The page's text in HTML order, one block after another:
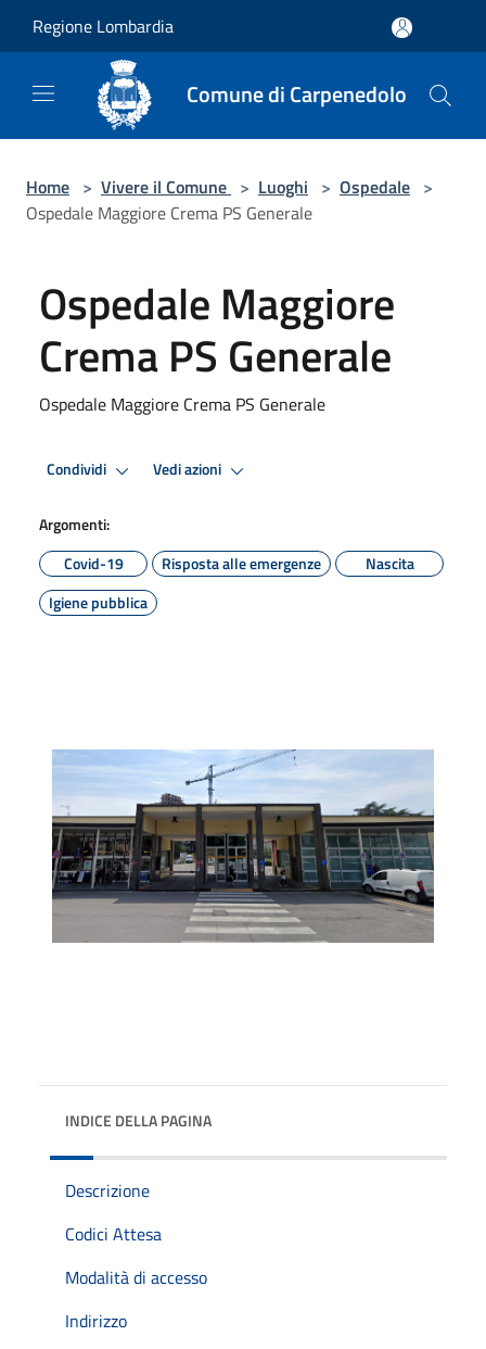
Regione Lombardia
Comune di Carpenedolo
Home > Vivere il Comune > Luoghi > Ospedale >
Ospedale Maggiore Crema PS Generale
Ospedale Maggiore
Crema PS Generale
Ospedale Maggiore Crema PS Generale
Condividi Vedi azioni
Argomenti:
Covid-19
Risposta alle emergenze
Nascita
Igiene pubblica
INDICE DELLA PAGINA
Descrizione
Codici Attesa
Modalità di accesso
Indirizzo